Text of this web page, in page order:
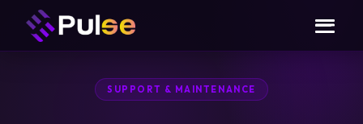
SUPPORT & MAINTENANCE